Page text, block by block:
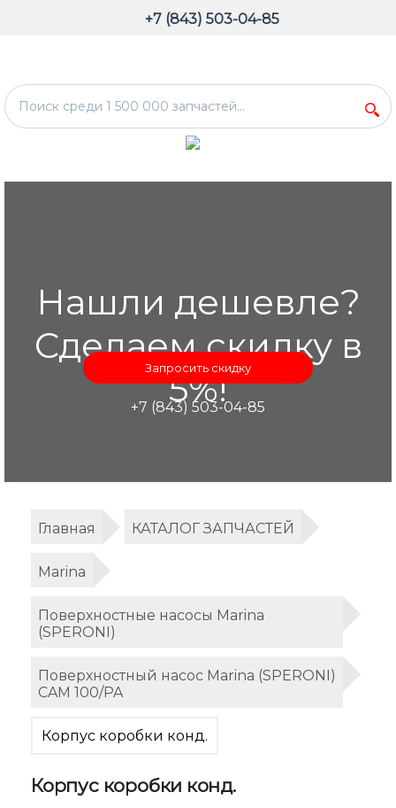
+7 (843) 503-04-85
Нашли дешевле?
Сделаем скидку в
5%!
Запросить скидку
+7 (843) 503-04-85
Главная КАТАЛОГ ЗАПЧАСТЕЙ
Marina
Поверхностные насосы Marina
(SPERONI)
Поверхностный насос Marina (SPERONI)
CAM 100/PA
Корпус коробки конд.
Корпус коробки конд.